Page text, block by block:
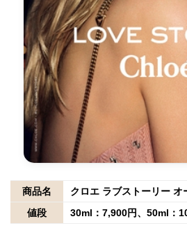
商品名
クロエ ラブストーリー オ
値段
30ml：7,900円、50ml：